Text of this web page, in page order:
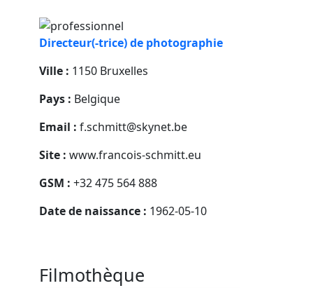
Directeur(-trice) de photographie
Ville : 1150 Bruxelles
Pays : Belgique
Email : f.schmitt@skynet.be
Site : www.francois-schmitt.eu
GSM : +32 475 564 888
Date de naissance : 1962-05-10
Filmothèque